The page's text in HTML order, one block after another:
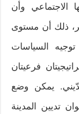
الاجتماعي وأن
ذلك أن مستوى
السياسات
فرعيتان
يمكن وضع
تديين المدينة